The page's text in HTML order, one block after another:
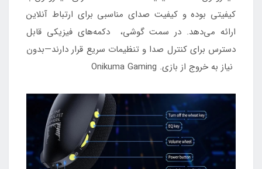
کیفیتی بوده و کیفیت صدای مناسبی برای ارتباط آنلاین
ارائه می‌دهد. در سمت گوشی، دکمه‌های فیزیکی قابل
دسترس برای کنترل صدا و تنظیمات سریع قرار دارند—بدون
نیاز به خروج از بازی. Onikuma Gaming